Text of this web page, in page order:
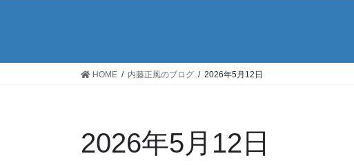
HOME 内藤正風のブログ 2026年5月12日
2026年5月12日